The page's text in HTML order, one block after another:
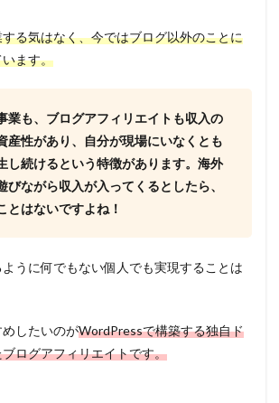
る気はなく、今ではブログ以外のことに
ます。
業も、ブログアフィリエイトも収入の
産性があり、自分が現場にいなくとも
し続けるという特徴があります。海外
びながら収入が入ってくるとしたら、
とはないですよね！
うに何でもない個人でも実現することは
したいのがWordPressで構築する独自ド
ログアフィリエイトです。